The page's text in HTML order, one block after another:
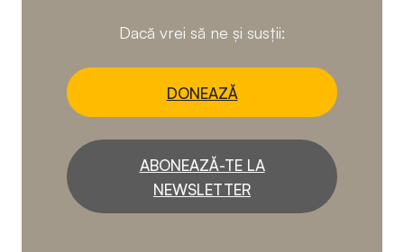
Dacă vrei să ne și susții:
DONEAZĂ
ABONEAZĂ-TE LA
NEWSLETTER